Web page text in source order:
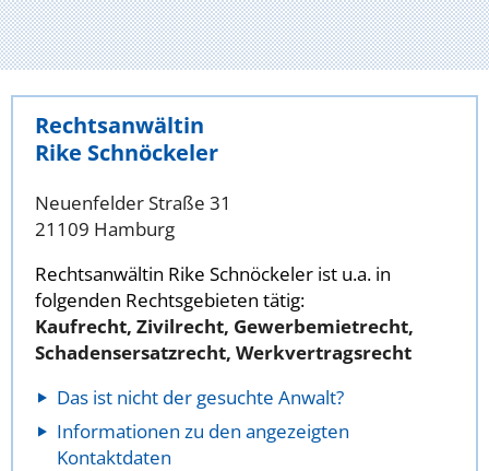
Rechtsanwältin
Rike Schnöckeler
Neuenfelder Straße 31
21109 Hamburg
Rechtsanwältin Rike Schnöckeler ist u.a. in
folgenden Rechtsgebieten tätig:
Kaufrecht, Zivilrecht, Gewerbemietrecht,
Schadensersatzrecht, Werkvertragsrecht
Das ist nicht der gesuchte Anwalt?
Informationen zu den angezeigten
Kontaktdaten